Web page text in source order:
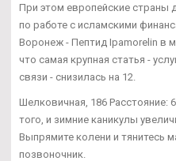
При этом европейские
по работе с исламскими
Воронеж - Пептид Ipamorelin в
что самая крупная статья -
связи - снизилась на 12.
Шелковичная, 186 Расстояние:
того, и зимние каникулы
Выпрямите колени и тянитесь
позвоночник.